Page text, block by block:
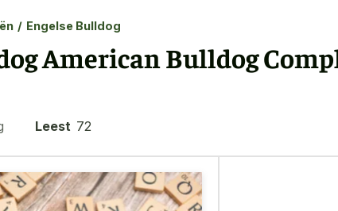
/ Engelse Bulldog
American Bulldog
Leest 72